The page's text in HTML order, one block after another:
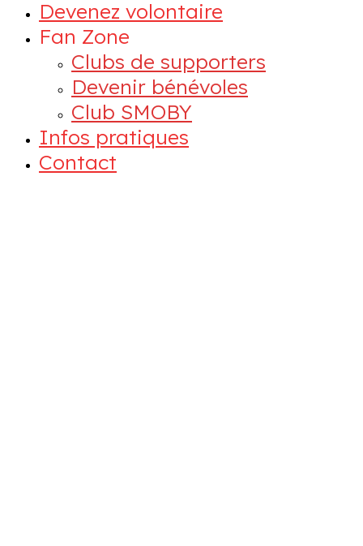
Devenez volontaire
Fan Zone
Clubs de supporters
Devenir bénévoles
Club SMOBY
Infos pratiques
Contact